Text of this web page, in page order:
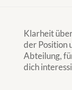
Klarheit
der Position
Abteilung,
dich